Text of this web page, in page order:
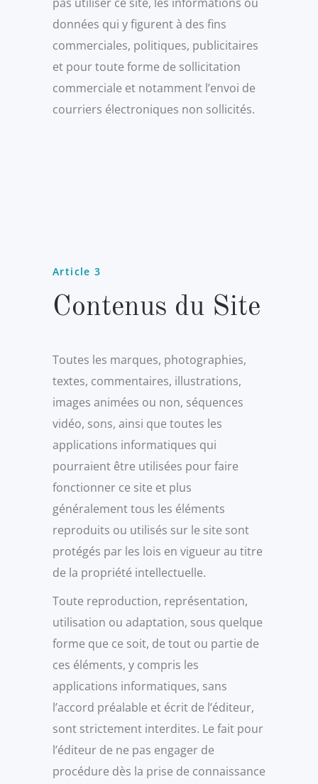
données qui y figurent à des fins
commerciales, politiques, publicitaires
et pour toute forme de sollicitation
commerciale et notamment l’envoi de
courriers électroniques non sollicités.
Article 3
Contenus du Site
Toutes les marques, photographies,
textes, commentaires, illustrations,
images animées ou non, séquences
vidéo, sons, ainsi que toutes les
applications informatiques qui
pourraient être utilisées pour faire
fonctionner ce site et plus
généralement tous les éléments
reproduits ou utilisés sur le site sont
protégés par les lois en vigueur au titre
de la propriété intellectuelle.
Toute reproduction, représentation,
utilisation ou adaptation, sous quelque
forme que ce soit, de tout ou partie de
ces éléments, y compris les
applications informatiques, sans
l’accord préalable et écrit de l’éditeur,
sont strictement interdites. Le fait pour
l’éditeur de ne pas engager de
procédure dès la prise de connaissance